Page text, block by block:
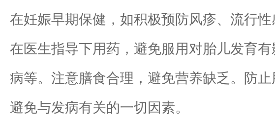
在妊娠早期保健，如积极预防风疹、流行
在医生指导下用药，避免服用对胎儿发育
病等。注意膳食合理，避免营养缺乏。防
避免与发病有关的一切因素。